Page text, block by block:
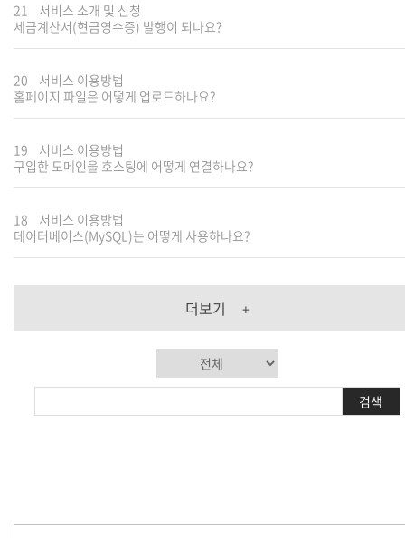
21
서비스 소개 및 신청
세금계산서(현금영수증) 발행이 되나요?
20
서비스 이용방법
홈페이지 파일은 어떻게 업로드하나요?
19
서비스 이용방법
구입한 도메인을 호스팅에 어떻게 연결하나요?
18
서비스 이용방법
데이터베이스(MySQL)는 어떻게 사용하나요?
더보기 +
검색